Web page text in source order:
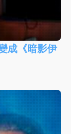
成《暗影伊